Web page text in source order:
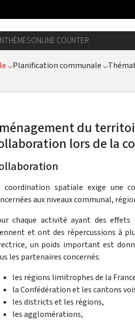
THÈMESONLINE COUNTER
⌵Planification communale ⌵
du
lors de la
coordination spatiale exige une
aux niveaux communal,
chaque activité ayant des
et ont des répercussions à
un poids important est
les partenaires concernés:
les régions limitrophes de la
la Confédération et les cantons
les districts et les régions,
les agglomérations,